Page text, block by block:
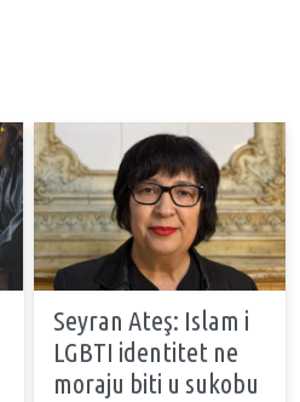
Seyran Ateş: Islam i
LGBTI identitet ne
moraju biti u sukobu